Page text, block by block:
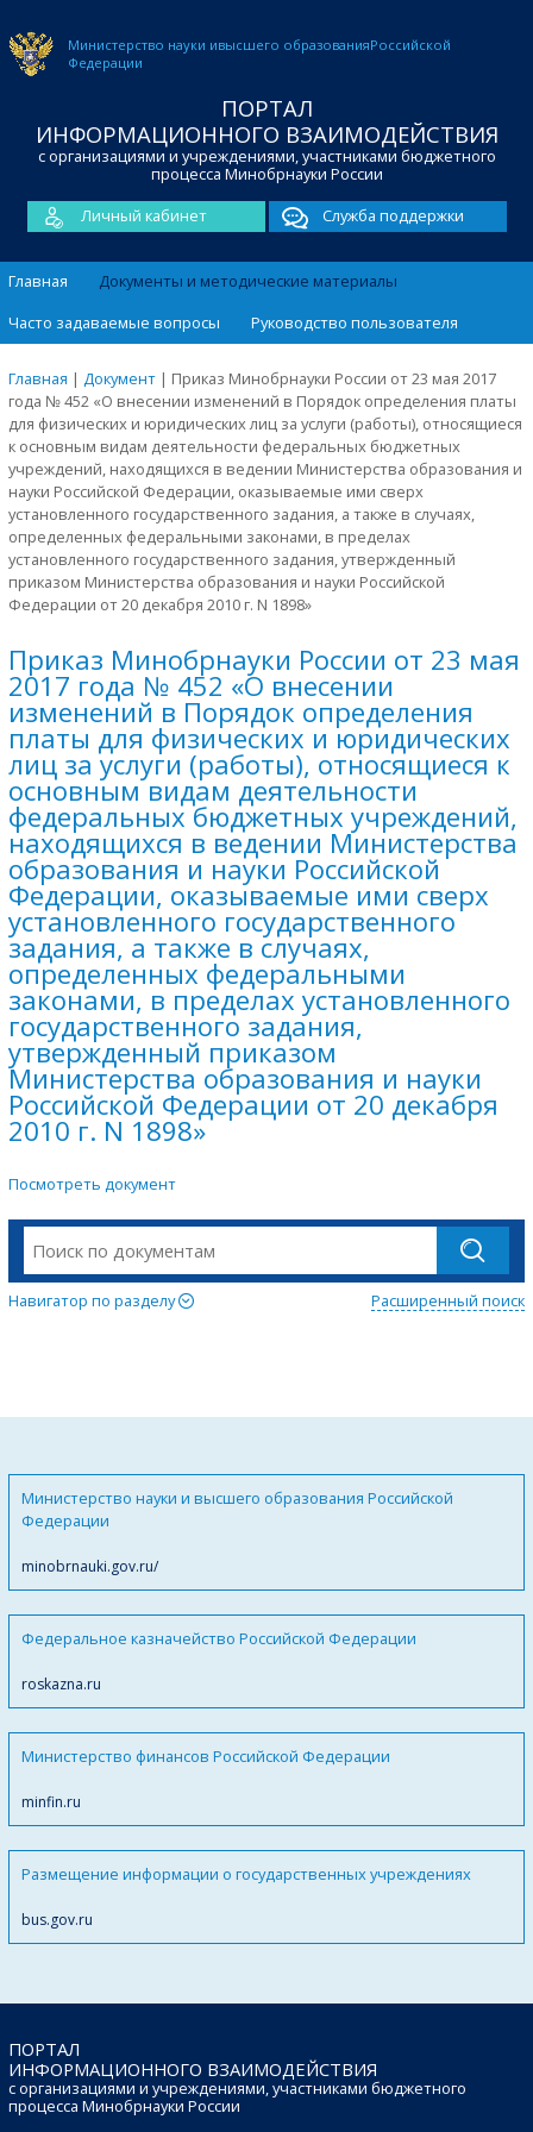
Министерство науки ивысшего образованияРоссийской
Федерации
ПОРТАЛ
ИНФОРМАЦИОННОГО ВЗАИМОДЕЙСТВИЯ
с организациями и учреждениями, участниками бюджетного
процесса Минобрнауки России
Личный кабинет
Служба поддержки
Главная
Документы и методические материалы
Часто задаваемые вопросы
Руководство пользователя
Главная | Документ | Приказ Минобрнауки России от 23 мая 2017
года № 452 «О внесении изменений в Порядок определения платы
для физических и юридических лиц за услуги (работы), относящиеся
к основным видам деятельности федеральных бюджетных
учреждений, находящихся в ведении Министерства образования и
науки Российской Федерации, оказываемые ими сверх
установленного государственного задания, а также в случаях,
определенных федеральными законами, в пределах
установленного государственного задания, утвержденный
приказом Министерства образования и науки Российской
Федерации от 20 декабря 2010 г. N 1898»
Приказ Минобрнауки России от 23 мая
2017 года № 452 «О внесении
изменений в Порядок определения
платы для физических и юридических
лиц за услуги (работы), относящиеся к
основным видам деятельности
федеральных бюджетных учреждений,
находящихся в ведении Министерства
образования и науки Российской
Федерации, оказываемые ими сверх
установленного государственного
задания, а также в случаях,
определенных федеральными
законами, в пределах установленного
государственного задания,
утвержденный приказом
Министерства образования и науки
Российской Федерации от 20 декабря
2010 г. N 1898»
Посмотреть документ
Навигатор по разделу Расширенный поиск
Министерство науки и высшего образования Российской
Федерации
minobrnauki.gov.ru/
Федеральное казначейство Российской Федерации
roskazna.ru
Министерство финансов Российской Федерации
minfin.ru
Размещение информации о государственных учреждениях
bus.gov.ru
ПОРТАЛ
ИНФОРМАЦИОННОГО ВЗАИМОДЕЙСТВИЯ
с организациями и учреждениями, участниками бюджетного
процесса Минобрнауки России